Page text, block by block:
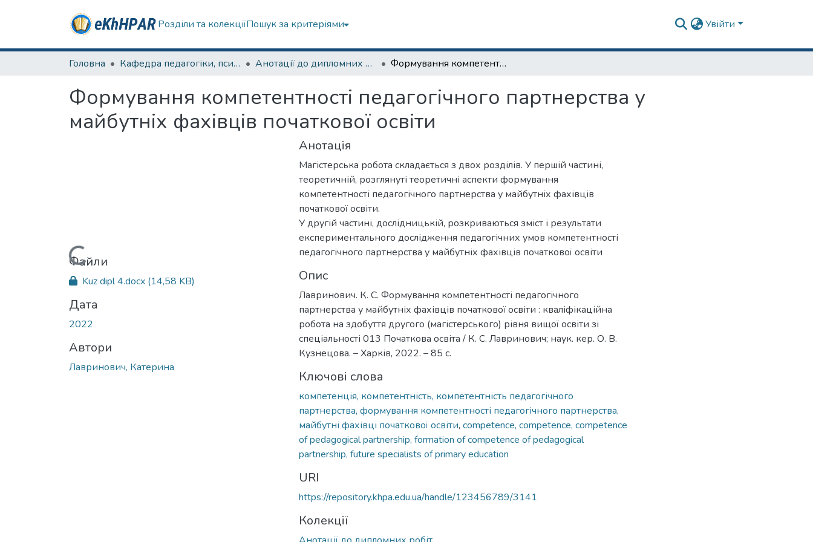
Розділи та колекціїПошук за критеріями Увійти
Головна Кафедра педагогіки, психології, початкової освіти та освітнього менеджменту Анотації до дипломних робіт Формування компетентності педагогічного партнерства у майбутніх фахівців початкової освіти
Формування компетентності педагогічного партнерства у
майбутніх фахівців початкової освіти
Вантажиться...
Файли
Kuz dipl 4.docx (14,58 KB)
Дата
2022
Автори
Лавринович, Катерина
Анотація
Магістерська робота складається з двох розділів. У першій частині,
теоретичній, розглянуті теоретичні аспекти формування
компетентності педагогічного партнерства у майбутніх фахівців
початкової освіти.
У другій частині, дослідницькій, розкриваються зміст і результати
експериментального дослідження педагогічних умов компетентності
педагогічного партнерства у майбутніх фахівців початкової освіти
Опис
Лавринович. К. С. Формування компетентності педагогічного
партнерства у майбутніх фахівців початкової освіти : кваліфікаційна
робота на здобуття другого (магістерського) рівня вищої освіти зі
спеціальності 013 Початкова освіта / К. С. Лавринович; наук. кер. О. В.
Кузнецова. – Харків, 2022. – 85 с.
Ключові слова
компетенція, компетентність, компетентність педагогічного
партнерства, формування компетентності педагогічного партнерства,
майбутні фахівці початкової освіти, competence, competence, competence
of pedagogical partnership, formation of competence of pedagogical
partnership, future specialists of primary education
URI
https://repository.khpa.edu.ua/handle/123456789/3141
Колекції